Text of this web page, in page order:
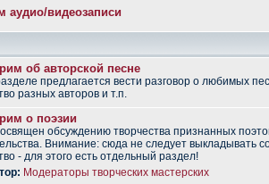
аудио/видеозаписи
об авторской песне
предлагается вести разговор о любимых
разных авторов и т.п.
о поэзии
обсуждению творчества признанных
Внимание: сюда не следует выкладывать
- для этого есть отдельный раздел!
Модераторы творческих мастерских